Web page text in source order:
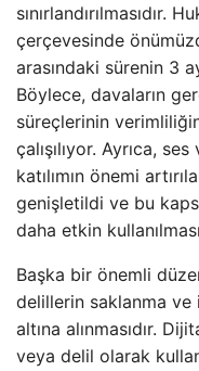
sınırlandırılmasıdır.
çerçevesinde
arasındaki sürenin 3
Böylece, davaların
süreçlerinin
çalışılıyor. Ayrıca,
katılımın önemi
genişletildi ve bu
daha etkin
Başka bir önemli
delillerin saklanma ve
altına alınmasıdır.
veya delil olarak